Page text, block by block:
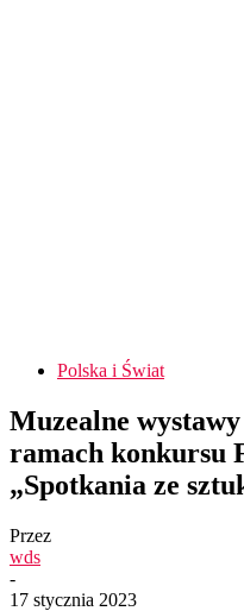
Polska i Świat
Muzealne
ramach konkursu
„Spotkania ze
Przez
wds
-
17 stycznia 2023